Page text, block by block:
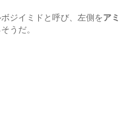
ジイミドと呼び、左側をアミ
うだ。